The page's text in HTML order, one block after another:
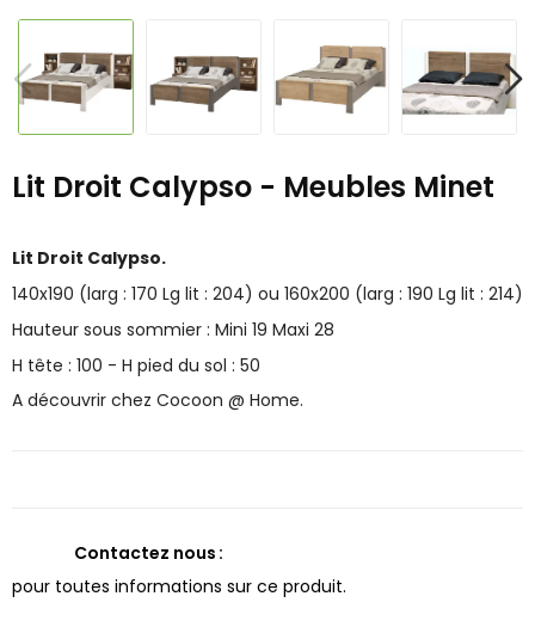
Lit Droit Calypso - Meubles Minet
Lit Droit Calypso.
140x190 (larg : 170 Lg lit : 204) ou 160x200 (larg : 190 Lg lit : 214)
Hauteur sous sommier : Mini 19 Maxi 28
H tête : 100 - H pied du sol : 50
A découvrir chez Cocoon @ Home.
Contactez nous
pour toutes informations sur ce produit.